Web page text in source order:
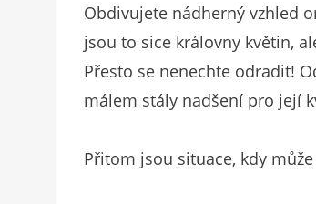
Obdivujete nádherný vzhled
jsou to sice královny květin,
Přesto se nenechte odradit!
málem stály nadšení pro její
Přitom jsou situace, kdy